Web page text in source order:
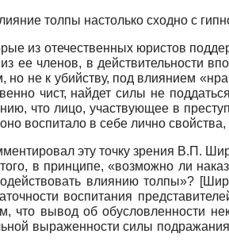
толпы настолько сходно с
из отечественных юристов
ее членов, в действительности
но не к убийству, под влиянием
чист, найдет силы не
что лицо, участвующее в
оно воспитало в себе лично
эту точку зрения В.П.
в принципе, «возможно ли
влиянию толпы»? [
воспитания
что вывод об обусловленности
выраженности силы